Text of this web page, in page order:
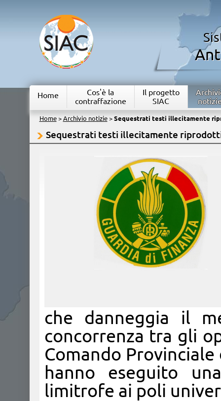
Home
Cos'è la
contraffazione
Il progetto
SIAC
Home> Archivio notizie> Sequestrati testi illecitamente
Sequestrati testi illecitamente
che danneggia il
concorrenza tra gli
Comando
hanno eseguito
limitrofe ai poli